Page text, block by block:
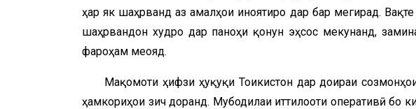
ҳар як шаҳрванд аз амалҳои ҷиноятиро дар бар мегирад.
шаҳрвандон худро дар паноҳи қонун эҳсос мекунанд,
фароҳам меояд.
Мақомоти ҳифзи ҳуқуқи Тоҷикистон дар доираи
ҳамкориҳои зич доранд. Мубодилаи иттилооти оперативӣ бо